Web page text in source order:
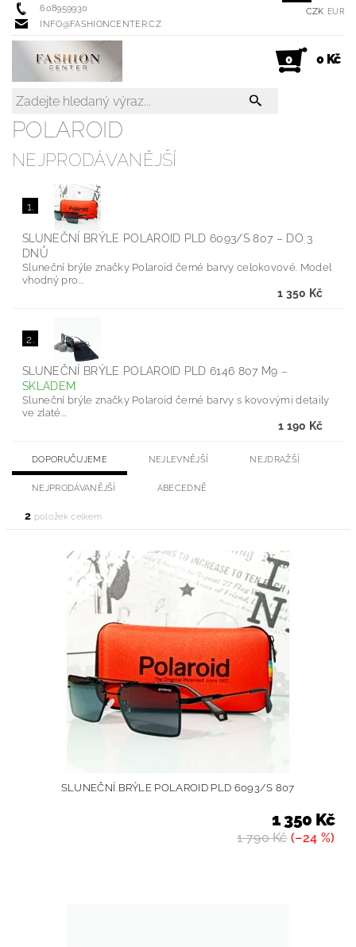
608959930
INFO@FASHIONCENTER.CZ
CZK EUR
0 0 Kč
POLAROID
NEJPRODÁVANĚJŠÍ
1.
SLUNEČNÍ BRÝLE POLAROID PLD 6093/S 807 – DO 3
DNŮ
Sluneční brýle značky Polaroid černé barvy celokovové. Model
vhodný pro...
1 350 Kč
2.
SLUNEČNÍ BRÝLE POLAROID PLD 6146 807 M9 –
SKLADEM
Sluneční brýle značky Polaroid černé barvy s kovovými detaily
ve zlaté...
1 190 Kč
DOPORUČUJEME NEJLEVNĚJŠÍ NEJDRAŽŠÍ
NEJPRODÁVANĚJŠÍ ABECEDNĚ
2 položek celkem
SLUNEČNÍ BRÝLE POLAROID PLD 6093/S 807
1 790 Kč(–24 %)
1 350 Kč